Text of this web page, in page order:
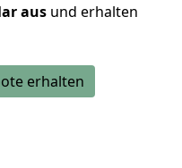
aus und erhalten
erhalten